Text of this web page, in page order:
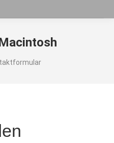
sich hier: